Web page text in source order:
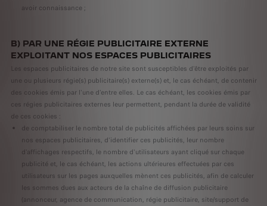
avoir connaissance ;
B) PAR UNE RÉGIE PUBLICITAIRE EXTERNE
EXPLOITANT NOS ESPACES PUBLICITAIRES
Les espaces publicitaires de notre site sont susceptibles d'être exploités par
une ou plusieurs régie(s) publicitaire(s) externe(s) et, le cas échéant, de contenir
des cookies émis par l'une d'entre elles. Le cas échéant, les cookies émis par
ces régies publicitaires externes leur permettent, pendant la durée de validité
de ces cookies :
de comptabiliser le nombre total de publicités affichées par leurs soins sur
nos espaces publicitaires, d'identifier ces publicités, leur nombre
d'affichages respectifs, le nombre d'utilisateurs ayant cliqué sur chaque
publicité et, le cas échéant, les actions ultérieures effectuées par ces
utilisateurs sur les pages auxquelles mènent ces publicités, afin de calculer
les sommes dues aux acteurs de la chaîne de diffusion publicitaire
(annonceur, agence de communication, régie publicitaire, site/support de